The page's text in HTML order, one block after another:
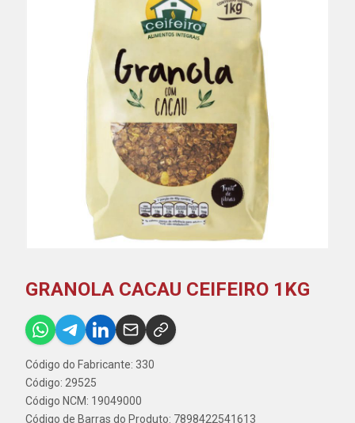
GRANOLA CACAU CEIFEIRO 1KG
Código do Fabricante: 330
Código: 29525
Código NCM: 19049000
Código de Barras do Produto: 7898422541613